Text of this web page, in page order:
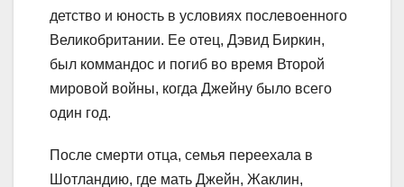
детство и юность в условиях послевоенного
Великобритании. Ее отец, Дэвид Биркин,
был коммандос и погиб во время Второй
мировой войны, когда Джейну было всего
один год.
После смерти отца, семья переехала в
Шотландию, где мать Джейн, Жаклин,